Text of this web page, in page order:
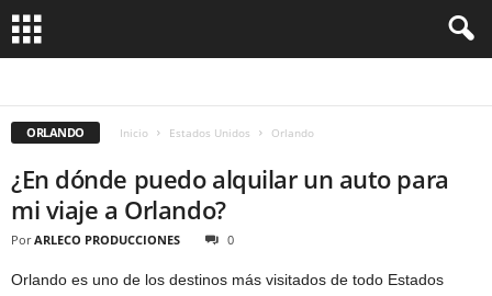
ORLANDO Inicio Estados Unidos Orlando
¿En dónde puedo alquilar un auto para
mi viaje a Orlando?
Por ARLECO PRODUCCIONES 0
Orlando es uno de los destinos más visitados de todo Estados